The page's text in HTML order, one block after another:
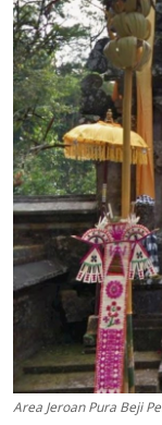
Area Jeroan Pura Beji